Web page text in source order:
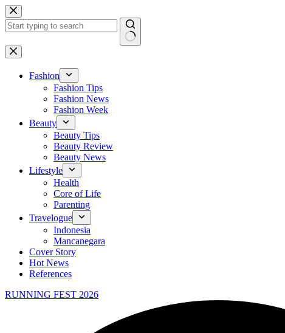
Skip
to
content
No
results
Fashion
Fashion Tips
Fashion News
Fashion Week
Beauty
Beauty Tips
Beauty Review
Beauty News
Lifestyle
Health
Core of Life
Parenting
Travelogue
Indonesia
Mancanegara
Cover Story
Hot News
References
RUNNING FEST 2026